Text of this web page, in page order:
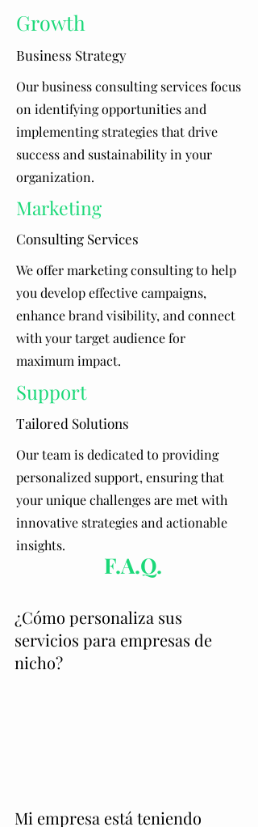
Growth
Business Strategy
Our business consulting services focus
on identifying opportunities and
implementing strategies that drive
success and sustainability in your
organization.
Marketing
Consulting Services
We offer marketing consulting to help
you develop effective campaigns,
enhance brand visibility, and connect
with your target audience for
maximum impact.
Support
Tailored Solutions
Our team is dedicated to providing
personalized support, ensuring that
your unique challenges are met with
innovative strategies and actionable
insights.
F.A.Q.
¿Cómo personaliza sus
servicios para empresas de
nicho?
Mi empresa está teniendo